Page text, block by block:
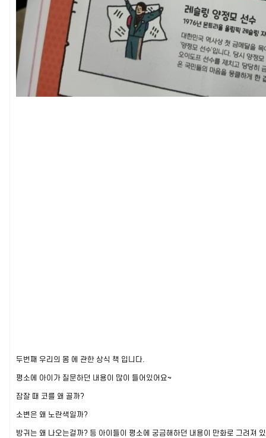
두번째 우리의 몸 에 관한 상식 책 입니다.
평소에 아이가 질문하던 내용이 많이 들어있어요~
잠잘 때 코를 왜 골까?
소변은 왜 노란색일까?
방귀는 왜 나오는걸까? 등 아이들이 평소에 궁금해하던 내용이 만화로 그려져